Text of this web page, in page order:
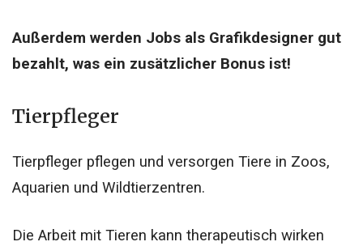
Außerdem werden Jobs als Grafikdesigner gut
bezahlt, was ein zusätzlicher Bonus ist!
Tierpfleger
Tierpfleger pflegen und versorgen Tiere in Zoos,
Aquarien und Wildtierzentren.
Die Arbeit mit Tieren kann therapeutisch wirken